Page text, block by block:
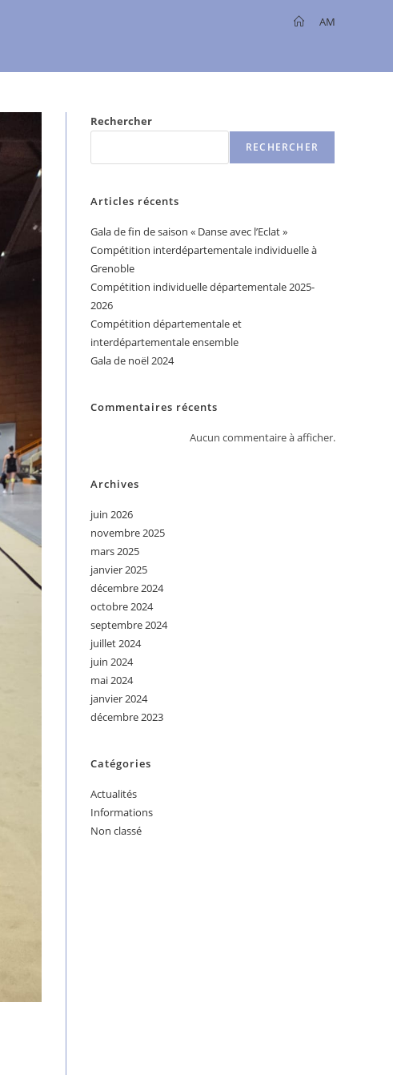
AM
Rechercher
RECHERCHER
Articles récents
Gala de fin de saison « Danse avec l’Eclat »
Compétition interdépartementale individuelle à
Grenoble
Compétition individuelle départementale 2025-
2026
Compétition départementale et
interdépartementale ensemble
Gala de noël 2024
Commentaires récents
Aucun commentaire à afficher.
Archives
juin 2026
novembre 2025
mars 2025
janvier 2025
décembre 2024
octobre 2024
septembre 2024
juillet 2024
juin 2024
mai 2024
janvier 2024
décembre 2023
Catégories
Actualités
Informations
Non classé